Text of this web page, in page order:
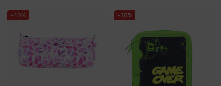
-40% -30%